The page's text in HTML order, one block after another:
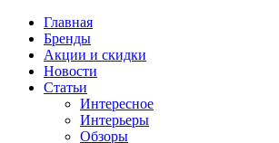
Главная
Бренды
Акции и скидки
Новости
Статьи
Интересное
Интерьеры
Обзоры